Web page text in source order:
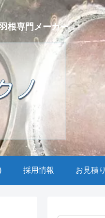
根専門メーカー
採用情報 お見積り